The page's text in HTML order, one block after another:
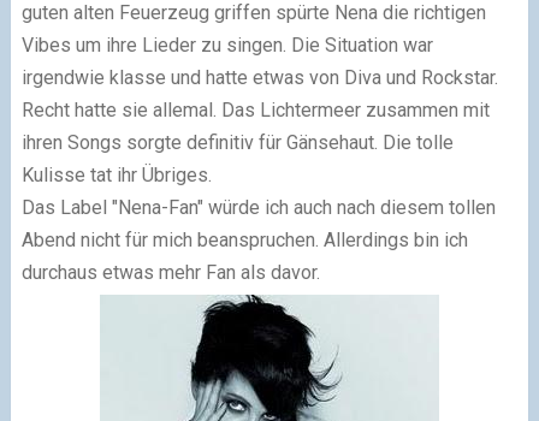
guten alten Feuerzeug griffen spürte Nena die richtigen
Vibes um ihre Lieder zu singen. Die Situation war
irgendwie klasse und hatte etwas von Diva und Rockstar.
Recht hatte sie allemal. Das Lichtermeer zusammen mit
ihren Songs sorgte definitiv für Gänsehaut. Die tolle
Kulisse tat ihr Übriges.
Das Label "Nena-Fan" würde ich auch nach diesem tollen
Abend nicht für mich beanspruchen. Allerdings bin ich
durchaus etwas mehr Fan als davor.